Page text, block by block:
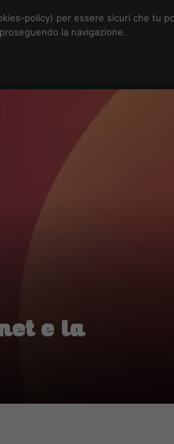
e la
policy) per essere sicuri che tu
la navigazione.